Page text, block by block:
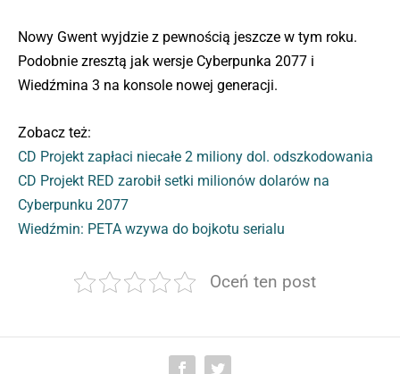
Nowy Gwent wyjdzie z pewnością jeszcze w tym roku.
Podobnie zresztą jak wersje Cyberpunka 2077 i
Wiedźmina 3 na konsole nowej generacji.
Zobacz też:
CD Projekt zapłaci niecałe 2 miliony dol. odszkodowania
CD Projekt RED zarobił setki milionów dolarów na
Cyberpunku 2077
Wiedźmin: PETA wzywa do bojkotu serialu
Oceń ten post